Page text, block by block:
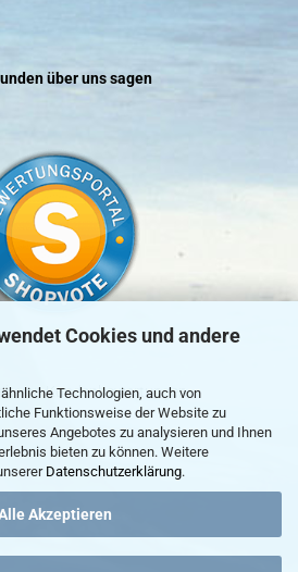
Cookies und andere
Technologien, auch von
Funktionsweise der Website zu
Angebotes zu analysieren und Ihnen
bieten zu können. Weitere
Datenschutzerklärung.
Akzeptieren
über uns sagen
von Kundenbewertungen